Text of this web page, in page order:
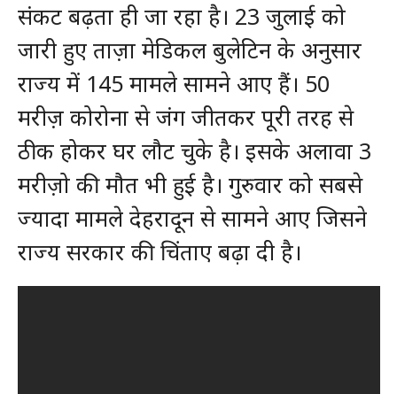
संकट बढ़ता ही जा रहा है। 23 जुलाई को
जारी हुए ताज़ा मेडिकल बुलेटिन के अनुसार
राज्य में 145 मामले सामने आए हैं। 50
मरीज़ कोरोना से जंग जीतकर पूरी तरह से
ठीक होकर घर लौट चुके है। इसके अलावा 3
मरीज़ो की मौत भी हुई है। गुरुवार को सबसे
ज्यादा मामले देहरादून से सामने आए जिसने
राज्य सरकार की चिंताए बढ़ा दी है।